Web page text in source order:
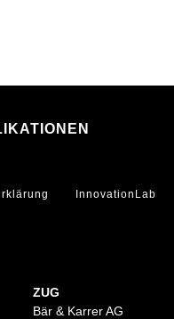
InnovationLab
ZUG
Bär & Karrer AG